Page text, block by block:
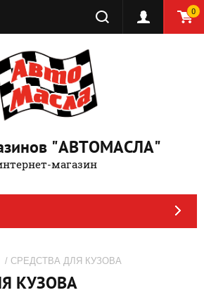
0
"АВТОМАСЛА"
магазин
/ СРЕДСТВА ДЛЯ КУЗОВА
КУЗОВА